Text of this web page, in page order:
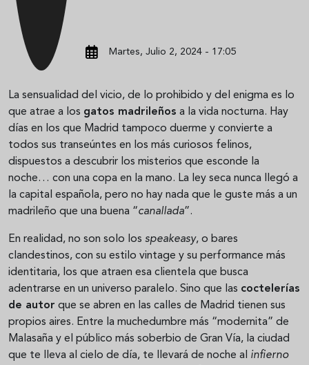
Martes, Julio 2, 2024 - 17:05
La sensualidad del vicio, de lo prohibido y del enigma es lo
que atrae a los gatos madrileños a la vida nocturna. Hay
días en los que Madrid tampoco duerme y convierte a
todos sus transeúntes en los más curiosos felinos,
dispuestos a descubrir los misterios que esconde la
noche… con una copa en la mano. La ley seca nunca llegó a
la capital española, pero no hay nada que le guste más a un
madrileño que una buena “canallada”.
En realidad, no son solo los speakeasy, o bares
clandestinos, con su estilo vintage y su performance más
identitaria, los que atraen esa clientela que busca
adentrarse en un universo paralelo. Sino que las coctelerías
de autor que se abren en las calles de Madrid tienen sus
propios aires. Entre la muchedumbre más “modernita” de
Malasaña y el público más soberbio de Gran Vía, la ciudad
que te lleva al cielo de día, te llevará de noche al infierno